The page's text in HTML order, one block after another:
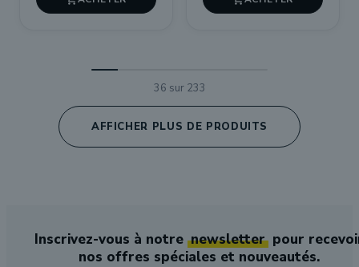
36 sur 233
AFFICHER PLUS DE PRODUITS
Inscrivez-vous à notre newsletterpour
nos offres spéciales et nouveautés.